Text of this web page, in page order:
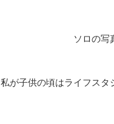
ソロの写
私が子供の頃はライフスタ